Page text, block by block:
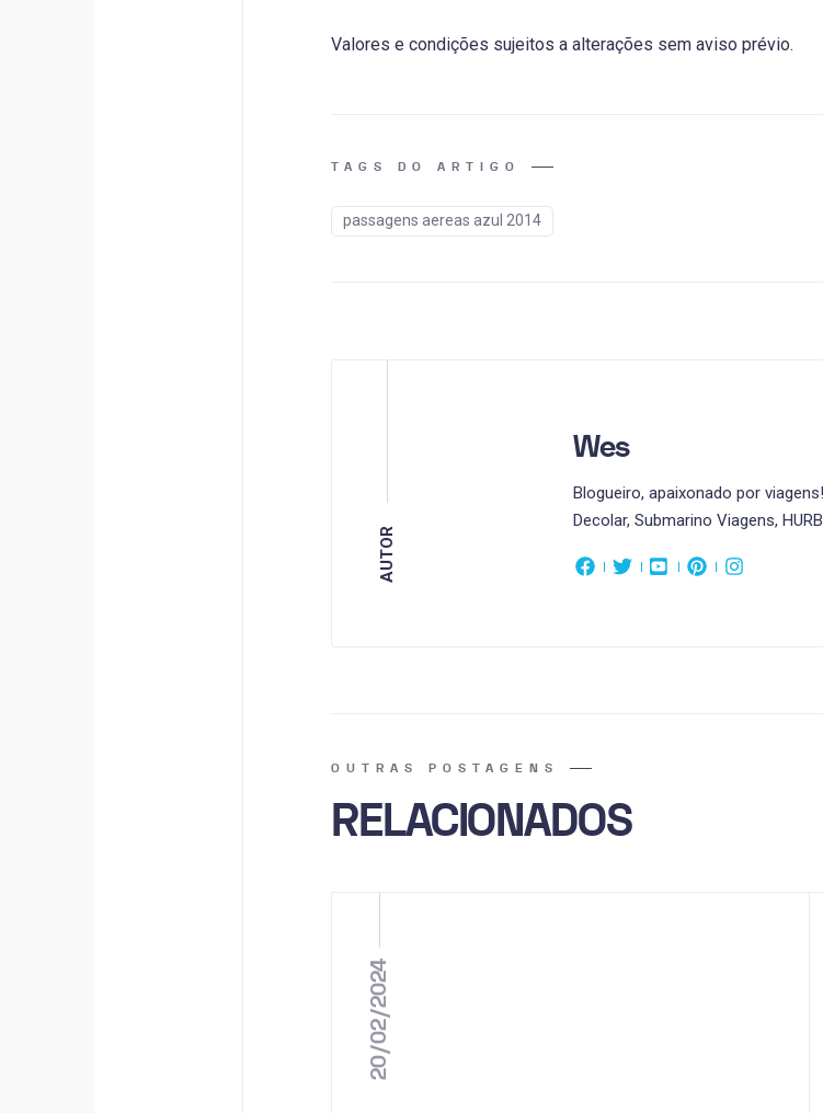
Valores e condições sujeitos a alterações sem aviso prévio.
TAGS DO ARTIGO
passagens aereas azul 2014
AUTOR
Wes
Blogueiro, apaixonado por
Decolar, Submarino Viagens,
OUTRAS POSTAGENS
RELACIONADOS
20/02/2024